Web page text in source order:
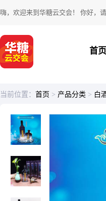
嗨，欢迎来到华糖云交会！ 你好，请
首页
当前位置： 首页 > 产品分类 > 白